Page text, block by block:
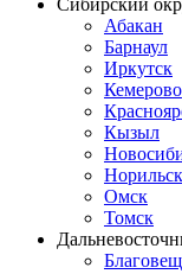
Абакан
Барнаул
Иркутск
Кемерово
Кызыл
Норильск
Омск
Томск